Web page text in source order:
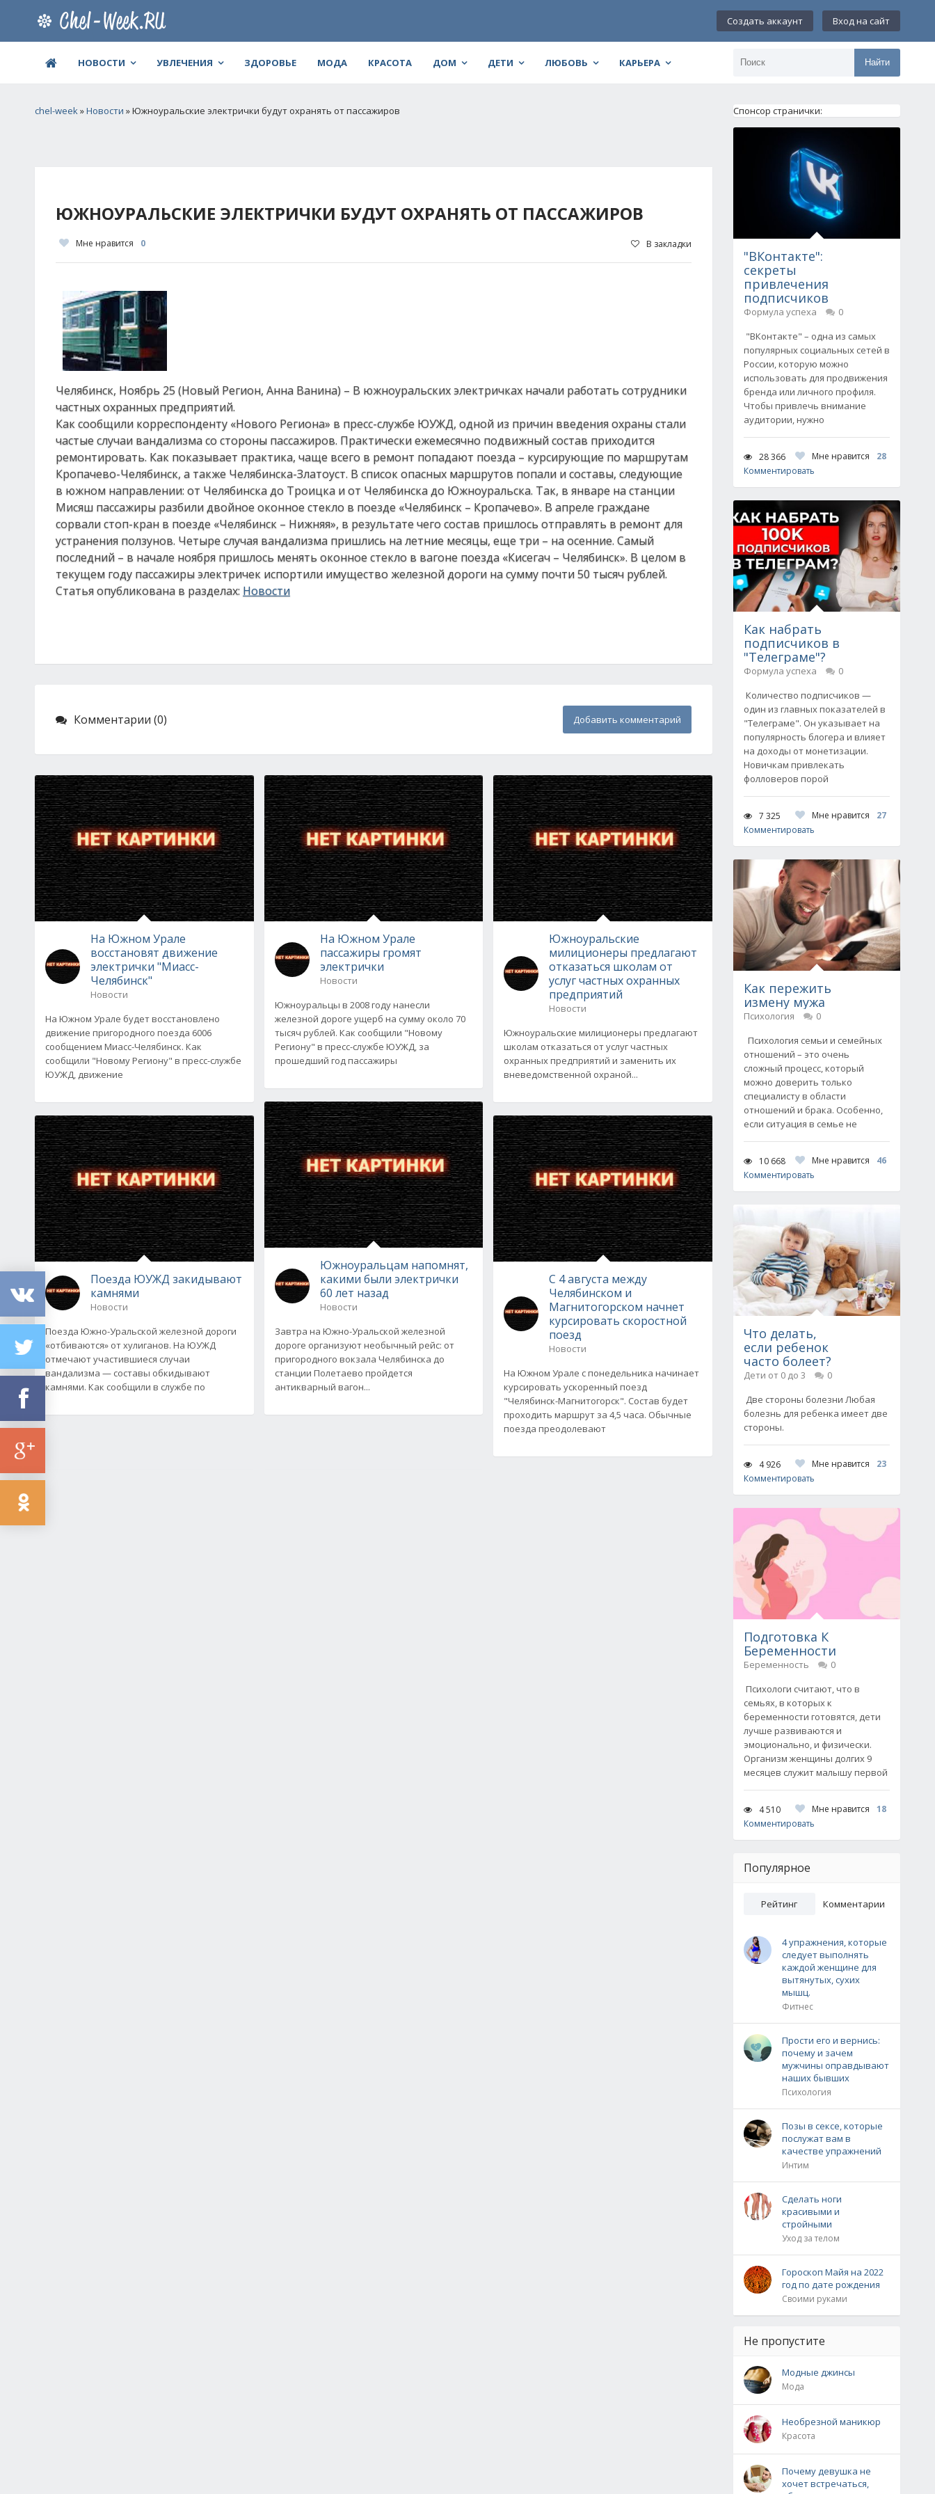
Создать аккаунт Вход на сайт
НОВОСТИ УВЛЕЧЕНИЯ ЗДОРОВЬЕ МОДА КРАСОТА ДОМ ДЕТИ ЛЮБОВЬ КАРЬЕРА Найти
chel-week»Новости » Южноуральские электрички будут охранять от пассажиров
ЮЖНОУРАЛЬСКИЕ ЭЛЕКТРИЧКИ БУДУТ ОХРАНЯТЬ ОТ ПАССАЖИРОВ
Мне нравится 0 В закладки
Челябинск, Ноябрь 25 (Новый Регион, Анна Ванина) – В южноуральских электричках начали работать сотрудники
частных охранных предприятий.
Как сообщили корреспонденту «Нового Региона» в пресс-службе ЮУЖД, одной из причин введения охраны стали
частые случаи вандализма со стороны пассажиров. Практически ежемесячно подвижный состав приходится
ремонтировать. Как показывает практика, чаще всего в ремонт попадают поезда – курсирующие по маршрутам
Кропачево-Челябинск, а также Челябинска-Златоуст. В список опасных маршрутов попали и составы, следующие
в южном направлении: от Челябинска до Троицка и от Челябинска до Южноуральска. Так, в январе на станции
Мисяш пассажиры разбили двойное оконное стекло в поезде «Челябинск – Кропачево». В апреле граждане
сорвали стоп-кран в поезде «Челябинск – Нижняя», в результате чего состав пришлось отправлять в ремонт для
устранения ползунов. Четыре случая вандализма пришлись на летние месяцы, еще три – на осенние. Самый
последний – в начале ноября пришлось менять оконное стекло в вагоне поезда «Кисегач – Челябинск». В целом в
текущем году пассажиры электричек испортили имущество железной дороги на сумму почти 50 тысяч рублей.
Статья опубликована в разделах: Новости
Комментарии (0) Добавить комментарий
На Южном Урале
восстановят движение
электрички "Миасс-
Челябинск"
Новости
На Южном Урале будет восстановлено
движение пригородного поезда 6006
сообщением Миасс-Челябинск. Как
сообщили "Новому Региону" в пресс-службе
ЮУЖД, движение
Поезда ЮУЖД закидывают
камнями
Новости
Поезда Южно-Уральской железной дороги
«отбиваются» от хулиганов. На ЮУЖД
отмечают участившиеся случаи
вандализма — составы обкидывают
камнями. Как сообщили в службе по
На Южном Урале
пассажиры громят
электрички
Новости
Южноуральцы в 2008 году нанесли
железной дороге ущерб на сумму около 70
тысяч рублей. Как сообщили "Новому
Региону" в пресс-службе ЮУЖД, за
прошедший год пассажиры
Южноуральцам напомнят,
какими были электрички
60 лет назад
Новости
Завтра на Южно-Уральской железной
дороге организуют необычный рейс: от
пригородного вокзала Челябинска до
станции Полетаево пройдется
антикварный вагон...
Южноуральские
милиционеры предлагают
отказаться школам от
услуг частных охранных
предприятий
Новости
Южноуральские милиционеры предлагают
школам отказаться от услуг частных
охранных предприятий и заменить их
вневедомственной охраной...
С 4 августа между
Челябинском и
Магнитогорском начнет
курсировать скоростной
поезд
Новости
На Южном Урале с понедельника начинает
курсировать ускоренный поезд
"Челябинск-Магнитогорск". Состав будет
проходить маршрут за 4,5 часа. Обычные
поезда преодолевают
Спонсор странички:
"ВКонтакте":
секреты
привлечения
подписчиков
Формула успеха
0
"ВКонтакте" – одна из самых
популярных социальных сетей в
России, которую можно
использовать для продвижения
бренда или личного профиля.
Чтобы привлечь внимание
аудитории, нужно
28 366 Мне нравится
28
Комментировать
Как набрать
подписчиков в
"Телеграме"?
Формула успеха
0
Количество подписчиков —
один из главных показателей в
"Телеграме". Он указывает на
популярность блогера и влияет
на доходы от монетизации.
Новичкам привлекать
фолловеров порой
7 325 Мне нравится
27
Комментировать
Как пережить
измену мужа
Психология
0
Психология семьи и семейных
отношений – это очень
сложный процесс, который
можно доверить только
специалисту в области
отношений и брака. Особенно,
если ситуация в семье не
10 668 Мне нравится
46
Комментировать
Что делать,
если ребенок
часто болеет?
Дети от 0 до 3
0
Две стороны болезни Любая
болезнь для ребенка имеет две
стороны.
4 926 Мне нравится
23
Комментировать
Подготовка К
Беременности
Беременность
0
Психологи считают, что в
семьях, в которых к
беременности готовятся, дети
лучше развиваются и
эмоционально, и физически.
Организм женщины долгих 9
месяцев служит малышу первой
4 510 Мне нравится
18
Комментировать
Популярное
Рейтинг Комментарии
4 упражнения, которые
следует выполнять
каждой женщине для
вытянутых, сухих
мышц.
Фитнес
Прости его и вернись:
почему и зачем
мужчины оправдывают
наших бывших
Психология
Позы в сексе, которые
послужат вам в
качестве упражнений
Интим
Сделать ноги
красивыми и
стройными
Уход за телом
Гороскоп Майя на 2022
год по дате рождения
Своими руками
Не пропустите
Модные джинсы
Мода
Необрезной маникюр
Красота
Почему девушка не
хочет встречаться,